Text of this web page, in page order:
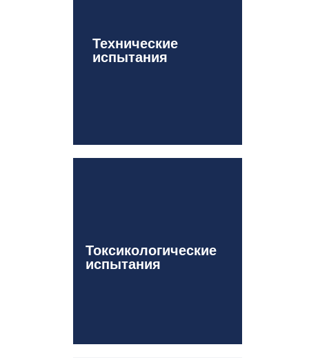
Технические
испытания
Токсикологические
испытания